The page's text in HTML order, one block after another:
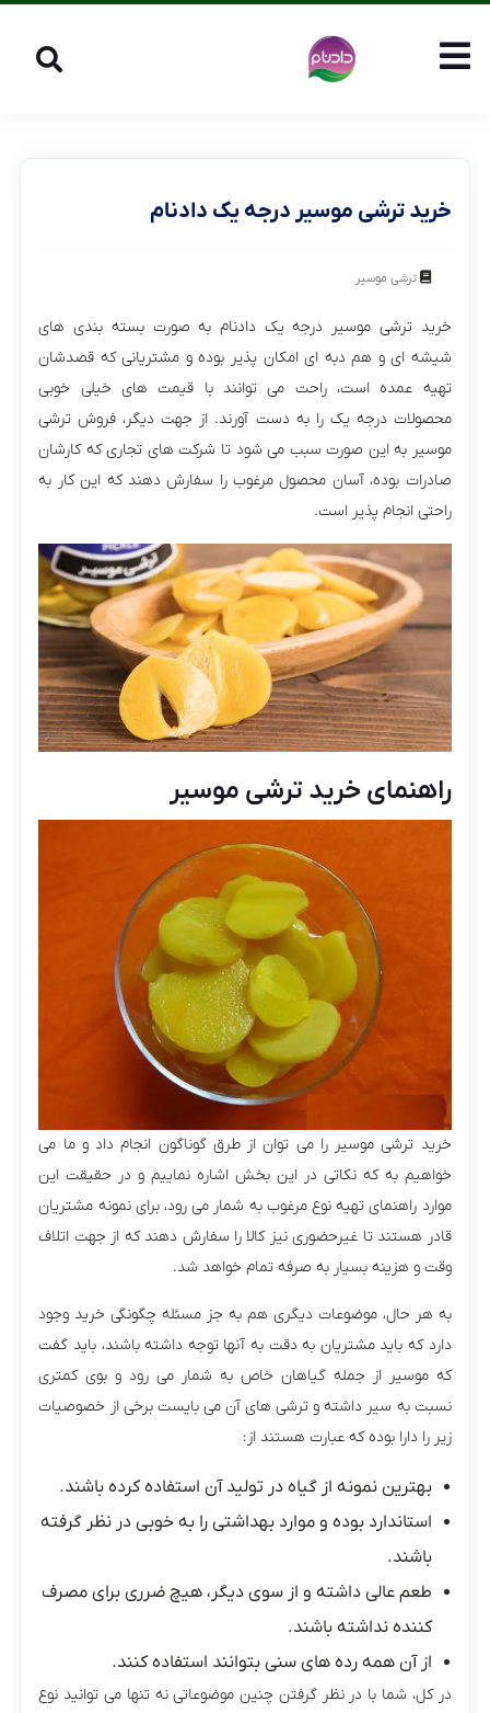
خرید ترشی موسیر درجه یک دادنام
ترشی موسیر
خرید ترشی موسیر درجه یک دادنام به صورت بسته بندی های
شیشه ای و هم دبه ای امکان پذیر بوده و مشتریانی که قصدشان
تهیه عمده است‌، راحت می توانند با قیمت های خیلی خوبی
محصولات درجه یک را به دست آورند. از جهت دیگر، فروش ترشی
موسیر به این صورت سبب می شود تا شرکت های تجاری که کارشان
صادرات بوده، آسان محصول مرغوب را سفارش دهند که این کار به
راحتی انجام پذیر است.
راهنمای خرید ترشی موسیر
خرید ترشی موسیر را می توان از طرق گوناگون انجام داد و ما می
خواهیم به که نکاتی در این بخش اشاره نماییم و در حقیقت این
موارد راهنمای تهیه نوع مرغوب به شمار می رود، برای نمونه مشتریان
قادر هستند تا غیرحضوری نیز کالا را سفارش دهند که از جهت اتلاف
وقت و هزینه بسیار به صرفه تمام خواهد شد.
به هر حال، موضوعات دیگری هم به جز مسئله چگونگی خرید وجود
دارد که باید مشتریان به دقت به آنها توجه داشته باشند، باید گفت
که موسیر از جمله گیاهان خاص به شمار می رود و بوی کمتری
نسبت به سیر داشته و ترشی های آن می بایست برخی از خصوصیات
زیر را دارا بوده که عبارت هستند از:
بهترین نمونه از گیاه در تولید آن استفاده کرده باشند.
استاندارد بوده و موارد بهداشتی را به خوبی در نظر گرفته
باشند.
طعم عالی داشته و از سوی دیگر، هیچ ضرری برای مصرف
کننده نداشته باشند.
از آن همه رده های سنی بتوانند استفاده کنند.
در کل، شما با در نظر گرفتن چنین موضوعاتی نه تنها می توانید نوع